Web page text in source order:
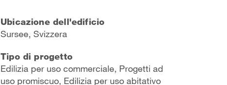
Ubicazione dell'edificio
Sursee, Svizzera
Tipo di progetto
Edilizia per uso commerciale, Progetti ad
uso promiscuo, Edilizia per uso abitativo